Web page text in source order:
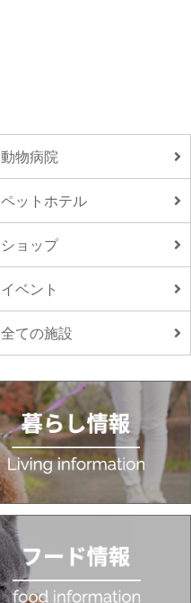
動物病院
ペットホテル
ショップ
イベント
全ての施設